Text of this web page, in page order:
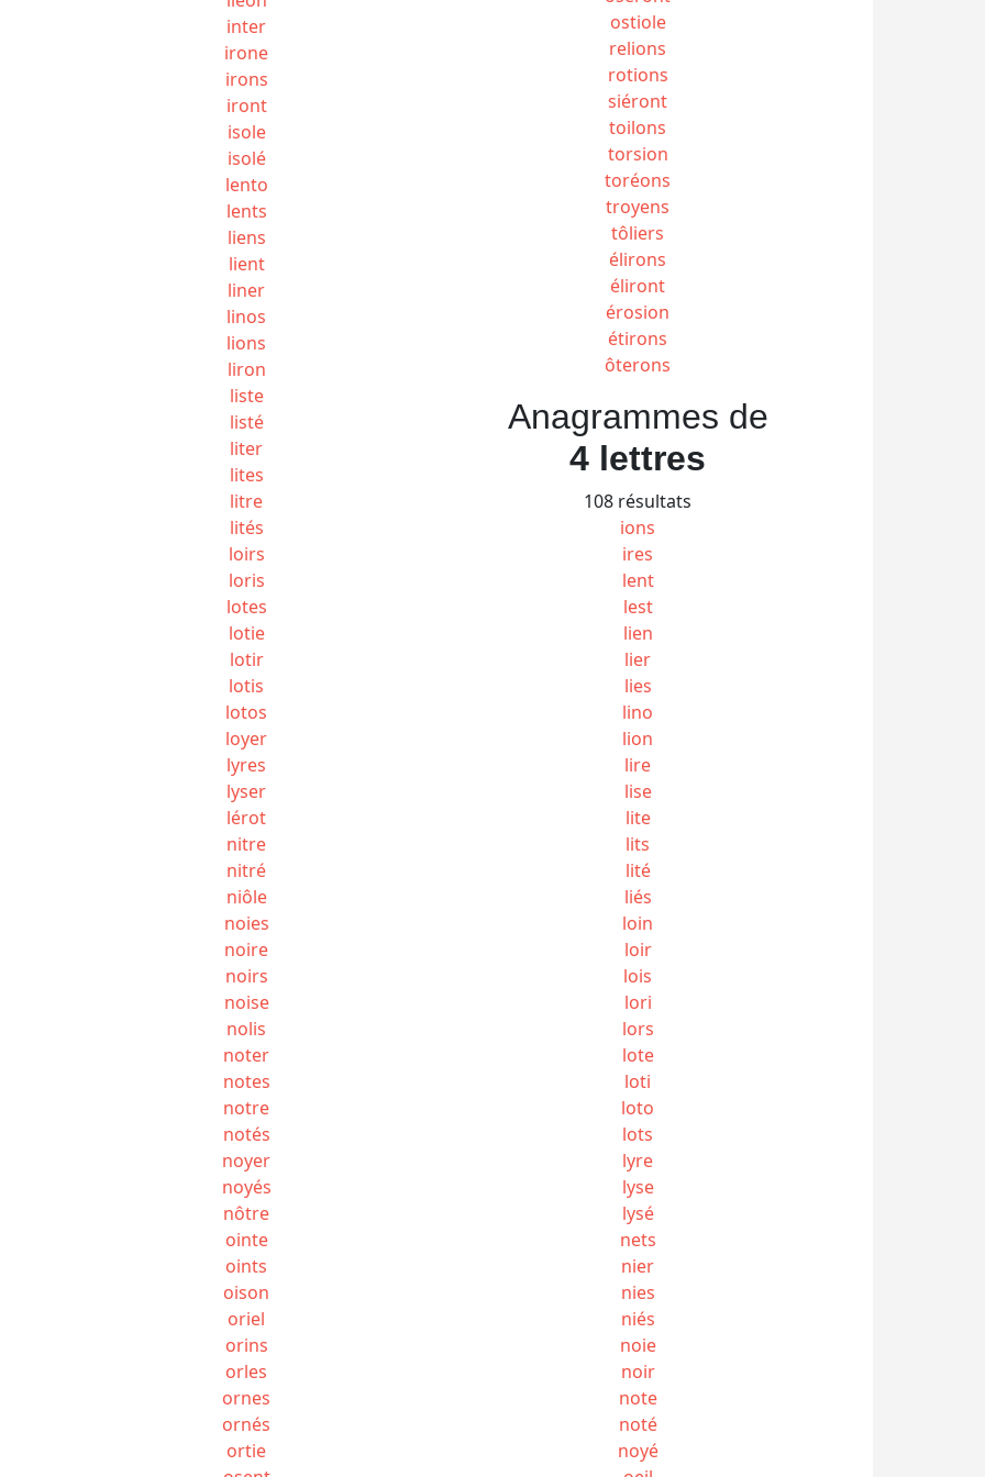
ostiole
relions
rotions
siéront
toilons
torsion
toréons
troyens
tôliers
élirons
éliront
érosion
étirons
ôterons
inter
irone
irons
iront
isole
isolé
lento
lents
liens
lient
liner
linos
lions
liron
liste
listé
liter
lites
litre
lités
loirs
loris
lotes
lotie
lotir
lotis
lotos
loyer
lyres
lyser
lérot
nitre
nitré
niôle
noies
noire
noirs
noise
nolis
noter
notes
notre
notés
noyer
noyés
nôtre
ointe
oints
oison
oriel
orins
orles
ornes
ornés
ortie
Anagrammes de
4 lettres
108 résultats
ions
ires
lent
lest
lien
lier
lies
lino
lion
lire
lise
lite
lits
lité
liés
loin
loir
lois
lori
lors
lote
loti
loto
lots
lyre
lyse
lysé
nets
nier
nies
niés
noie
noir
note
noté
noyé